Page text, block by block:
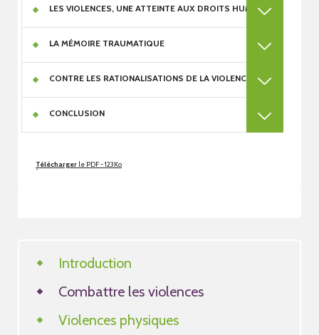
LES VIOLENCES, UNE ATTEINTE AUX DROITS HUMAINS
LA MÉMOIRE TRAUMATIQUE
CONTRE LES RATIONALISATIONS DE LA VIOLENCE
CONCLUSION
Télécharger le PDF - 123Ko
`
Introduction
Combattre les violences
Violences physiques